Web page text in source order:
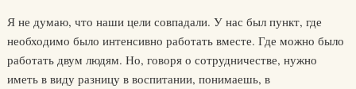
Я не думаю, что наши цели совпадали. У нас был пункт, где
необходимо было интенсивно работать вместе. Где можно было
работать двум людям. Но, говоря о сотрудничестве, нужно
иметь в виду разницу в воспитании, понимаешь, в